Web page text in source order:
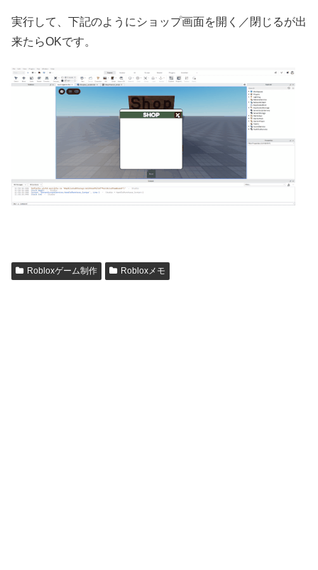
実行して、下記のようにショップ画面を開く／閉じるが出
来たらOKです。
Robloxゲーム制作 Robloxメモ